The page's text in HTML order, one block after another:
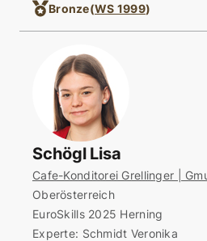
Bronze(WS 1999)
Schögl Lisa
Cafe-Konditorei Grellinger |
Oberösterreich
EuroSkills 2025 Herning
Experte: Schmidt Veronika